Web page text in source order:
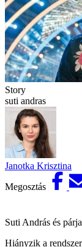
Story
suti andras
Janotka Krisztina
Megosztás
Suti András és
Hiányzik a